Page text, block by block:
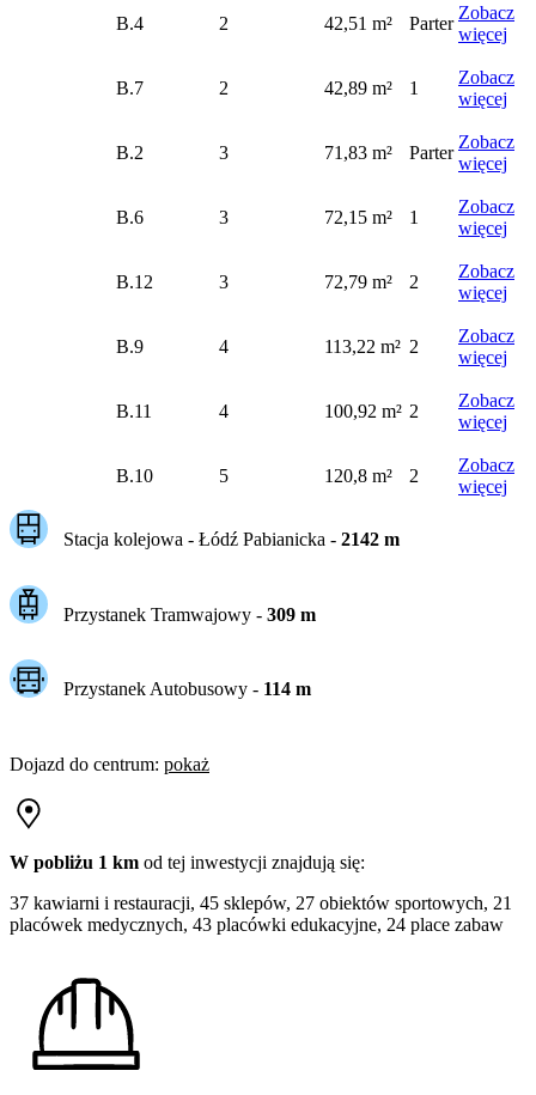
B.4 2 42,51 m² Parter
Zobacz
więcej
B.7 2 42,89 m² 1
Zobacz
więcej
B.2 3 71,83 m² Parter
Zobacz
więcej
B.6 3 72,15 m² 1
Zobacz
więcej
B.12 3 72,79 m² 2
Zobacz
więcej
B.9 4 113,22 m² 2
Zobacz
więcej
B.11 4 100,92 m² 2
Zobacz
więcej
B.10 5 120,8 m² 2
Zobacz
więcej
Stacja kolejowa - Łódź Pabianicka - 2142m
Przystanek Tramwajowy - 309m
Przystanek Autobusowy - 114m
Dojazd do centrum: pokaż
W pobliżu 1 km od tej inwestycji znajdują się:
37 kawiarni i restauracji, 45 sklepów, 27 obiektów sportowych, 21
placówek medycznych, 43 placówki edukacyjne, 24 place zabaw